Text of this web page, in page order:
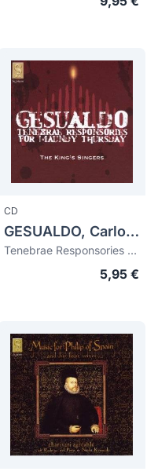
CD
GESUALDO, Carlo (1566-1613)
Tenebrae Responsories for Manudy Thursday
5,95 €